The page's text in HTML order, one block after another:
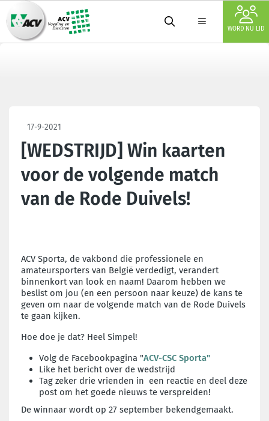
WORD NU LID
17-9-2021
[WEDSTRIJD] Win kaarten
voor de volgende match
van de Rode Duivels!
ACV Sporta, de vakbond die professionele en
amateursporters van België verdedigt, verandert
binnenkort van look en naam! Daarom hebben we
beslist om jou (en een persoon naar keuze) de kans te
geven om naar de volgende match van de Rode Duivels
te gaan kijken.
Hoe doe je dat? Heel Simpel!
Volg de Facebookpagina "ACV-CSC Sporta"
Like het bericht over de wedstrijd
Tag zeker drie vrienden in een reactie en deel deze
post om het goede nieuws te verspreiden!
De winnaar wordt op 27 september bekendgemaakt.